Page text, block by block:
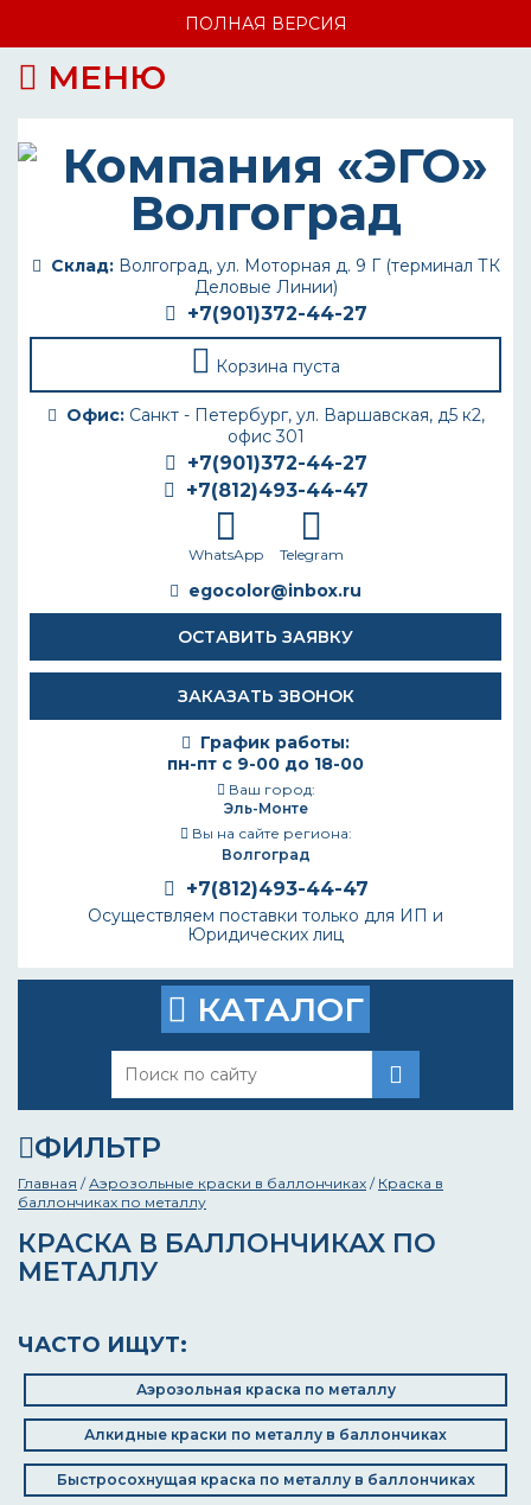
ПОЛНАЯ ВЕРСИЯ
МЕНЮ
Склад:Волгоград, ул. Моторная д. 9 Г (терминал ТК
Деловые Линии)
+7(901)372-44-27
Корзина пуста
Офис:Санкт - Петербург, ул. Варшавская, д5 к2,
офис 301
+7(901)372-44-27
+7(812)493-44-47
WhatsApp Telegram
egocolor@inbox.ru
ОСТАВИТЬ ЗАЯВКУ
ЗАКАЗАТЬ ЗВОНОК
График работы:
пн-пт с 9-00 до 18-00
Ваш город:
Эль-Монте
Вы на сайте региона:
Волгоград
+7(812)493-44-47
Осуществляем поставки только для ИП и
Юридических лиц
КАТАЛОГ
ФИЛЬТР
Главная /Аэрозольные краски в баллончиках / Краска в
баллончиках по металлу
КРАСКА В БАЛЛОНЧИКАХ ПО
МЕТАЛЛУ
ЧАСТО ИЩУТ:
Аэрозольная краска по металлу
Алкидные краски по металлу в баллончиках
Быстросохнущая краска по металлу в баллончиках